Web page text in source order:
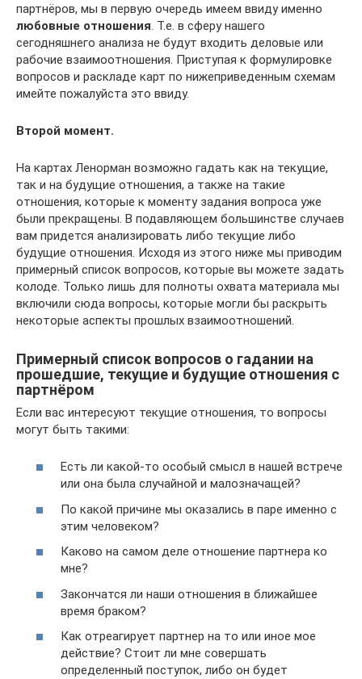
партнёров, мы в первую очередь имеем ввиду именно
любовные отношения. Т.е. в сферу нашего
сегодняшнего анализа не будут входить деловые или
рабочие взаимоотношения. Приступая к формулировке
вопросов и раскладе карт по нижеприведенным схемам
имейте пожалуйста это ввиду.
Второй момент.
На картах Ленорман возможно гадать как на текущие,
так и на будущие отношения, а также на такие
отношения, которые к моменту задания вопроса уже
были прекращены. В подавляющем большинстве случаев
вам придется анализировать либо текущие либо
будущие отношения. Исходя из этого ниже мы приводим
примерный список вопросов, которые вы можете задать
колоде. Только лишь для полноты охвата материала мы
включили сюда вопросы, которые могли бы раскрыть
некоторые аспекты прошлых взаимоотношений.
Примерный список вопросов о гадании на
прошедшие, текущие и будущие отношения с
партнёром
Если вас интересуют текущие отношения, то вопросы
могут быть такими:
Есть ли какой-то особый смысл в нашей встрече
или она была случайной и малозначащей?
По какой причине мы оказались в паре именно с
этим человеком?
Каково на самом деле отношение партнера ко
мне?
Закончатся ли наши отношения в ближайшее
время браком?
Как отреагирует партнер на то или иное мое
действие? Стоит ли мне совершать
определенный поступок, либо он будет